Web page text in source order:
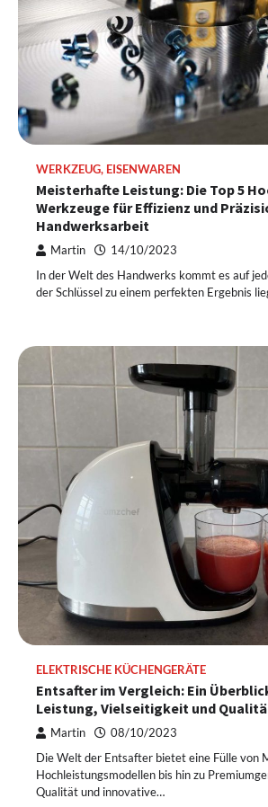
WERKZEUG, EISENWAREN
Meisterhafte Leistung: Die Top 5
Werkzeuge für Effizienz und
Handwerksarbeit
Martin 14/10/2023
In der Welt des Handwerks kommt es auf
der Schlüssel zu einem perfekten Ergebnis
ELEKTRISCHE KÜCHENGERÄTE
Entsafter im Vergleich: Ein
Leistung, Vielseitigkeit und
Martin 08/10/2023
Die Welt der Entsafter bietet eine Fülle von
Hochleistungsmodellen bis hin zu
Qualität und innovative…